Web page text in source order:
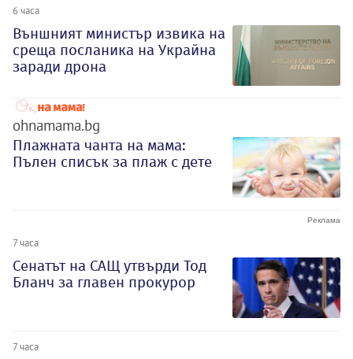
6 часа
Външният министър извика на
среща посланика на Украйна
заради дрона
ohnamama.bg
Плажната чанта на мама:
Пълен списък за плаж с дете
7 часа
Сенатът на САЩ утвърди Тод
Бланч за главен прокурор
7 часа